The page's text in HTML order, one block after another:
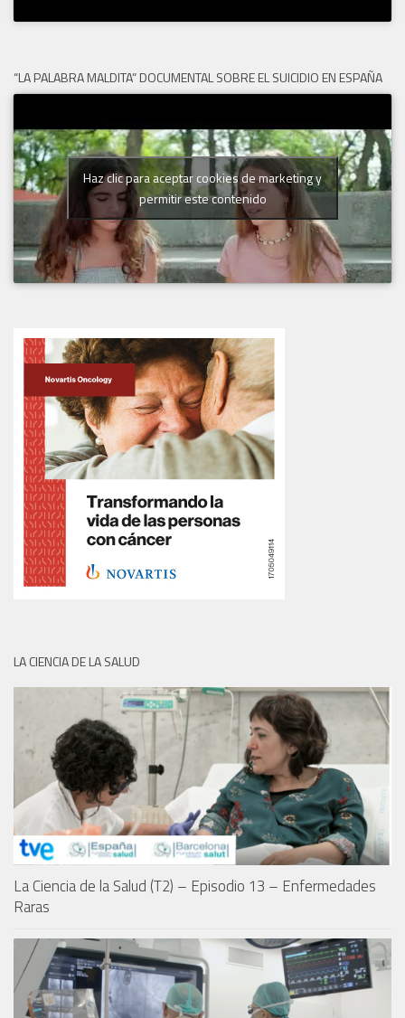
“LA PALABRA MALDITA” DOCUMENTAL SOBRE EL SUICIDIO EN ESPAÑA
Haz clic para aceptar cookies de marketing y
permitir este contenido
LA CIENCIA DE LA SALUD
La Ciencia de la Salud (T2) – Episodio 13 – Enfermedades
Raras